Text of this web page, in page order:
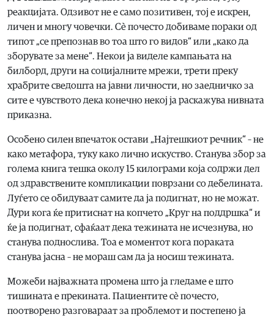
реакцијата. Одзивот не е само позитивен, тој е искрен,
личен и многу човечки. Сè почесто добиваме пораки од
типот „се препознав во тоа што го видов“ или „како да
зборувате за мене“. Некои ја виделе кампањата на
билборд, други на социјалните мрежи, трети преку
храбрите сведошта на јавни личности, но заедничко за
сите е чувството дека конечно некој ја раскажува нивната
приказна.
Особено силен впечаток остави „Најтешкиот речник“ – не
како метафора, туку како лично искуство. Станува збор за
голема книга тешка околу 15 килограми која содржи дел
од здравствените компликации поврзани со дебелината.
Луѓето се обидуваат самите да ја подигнат, но не можат.
Дури кога ќе притиснат на копчето „Круг на поддршка“ и
ќе ја подигнат, сфаќаат дека тежината не исчезнува, но
станува поднослива. Тоа е моментот кога пораката
станува јасна – не мораш сам да ја носиш тежината.
Можеби најважната промена што ја гледаме е што
тишината е прекината. Пациентите сè почесто,
поотворено разговараат за проблемот и постепено ја